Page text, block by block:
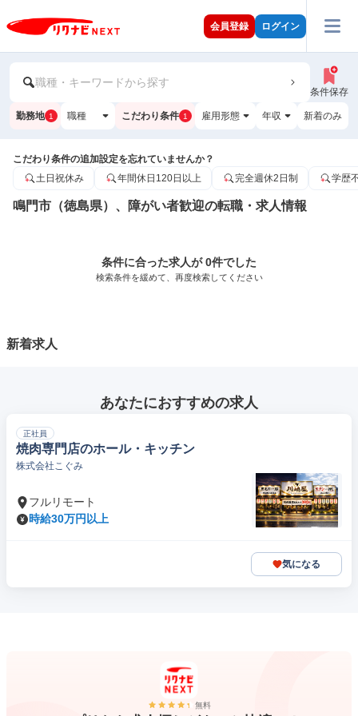
会員登録 ログイン
職種・キーワードから探す
条件保存
勤務地 1 職種 こだわり条件 1 雇用形態 年収 新着のみ
こだわり条件の追加設定を忘れていませんか？
土日祝休み
年間休日120日以上 完全週休2日制 学歴
鳴門市（徳島県）、障がい者歓迎の転職・求人情報
条件に合った求人が 0件でした
検索条件を緩めて、再度検索してください
新着求人
あなたにおすすめの求人
正社員
焼肉専門店のホール・キッチン
株式会社こぐみ
フルリモート
時給30万円以上
気になる
無料